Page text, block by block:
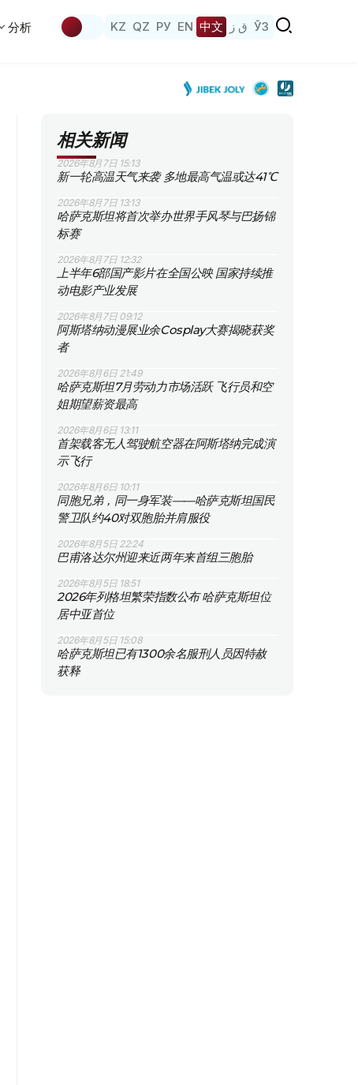
分析 KZ QZ РУ EN 中文 ق ز ЎЗ
相关新闻
2026年8月7日 15:13
新一轮高温天气来袭 多地最高气温或达41℃
2026年8月7日 13:13
哈萨克斯坦将首次举办世界手风琴与巴扬锦
标赛
2026年8月7日 12:32
上半年6部国产影片在全国公映 国家持续推
动电影产业发展
2026年8月7日 09:12
阿斯塔纳动漫展业余Cosplay大赛揭晓获奖
者
2026年8月6日 21:49
哈萨克斯坦7月劳动力市场活跃 飞行员和空
姐期望薪资最高
2026年8月6日 13:11
首架载客无人驾驶航空器在阿斯塔纳完成演
示飞行
2026年8月6日 10:11
同胞兄弟，同一身军装——哈萨克斯坦国民
警卫队约40对双胞胎并肩服役
2026年8月5日 22:24
巴甫洛达尔州迎来近两年来首组三胞胎
2026年8月5日 18:51
2026年列格坦繁荣指数公布 哈萨克斯坦位
居中亚首位
2026年8月5日 15:08
哈萨克斯坦已有1300余名服刑人员因特赦
获释